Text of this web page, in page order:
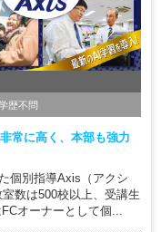
歴不問
常に高く、本部も強力
個別指導Axis（アクシ
数は500校以上、受講生
オーナーとして個...